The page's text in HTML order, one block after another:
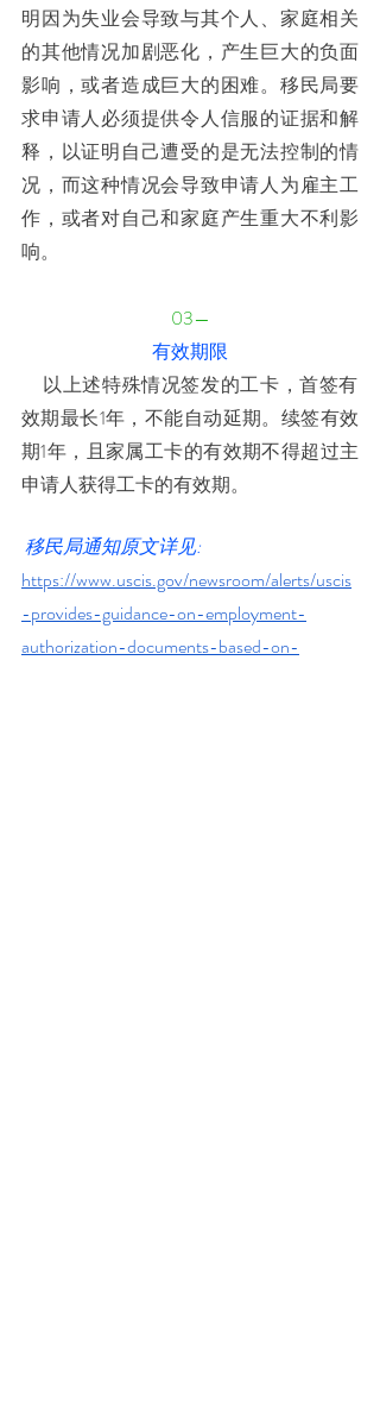
明因为失业会导致与其个人、家庭相关
的其他情况加剧恶化，产生巨大的负面
影响，或者造成巨大的困难。移民局要
求申请人必须提供令人信服的证据和解
释，以证明自己遭受的是无法控制的情
况，而这种情况会导致申请人为雇主工
作，或者对自己和家庭产生重大不利影
响。
03—
有效期限
效期最长1年，不能自动延期。续签有效
期1年，且家属工卡的有效期不得超过主
申请人获得工卡的有效期。
移民局通知原文详见:
https://www.uscis.gov/newsroom/alerts/uscis
-provides-guidance-on-employment-
authorization-documents-based-on-